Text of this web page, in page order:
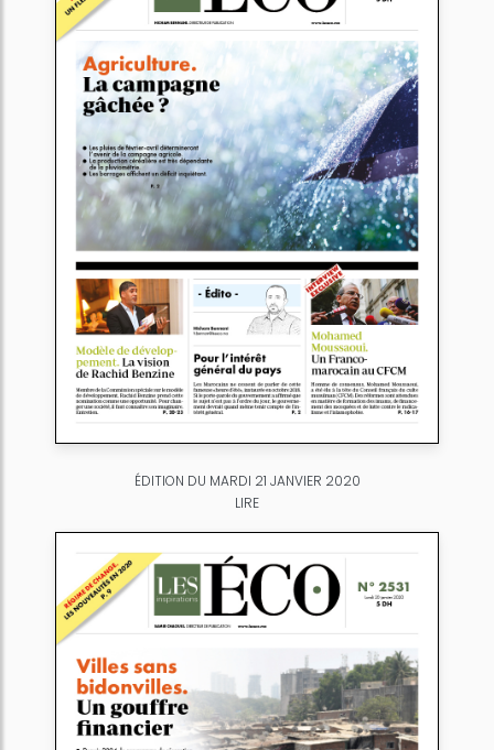
ÉDITION DU MARDI 21 JANVIER 2020
LIRE